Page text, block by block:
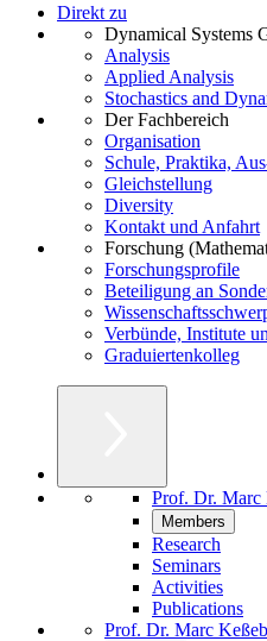
Direkt zu
Dynamical Systems
Analysis
Applied Analysis
Stochastics and
Der Fachbereich
Organisation
Schule, Praktika,
Gleichstellung
Diversity
Kontakt und Anfahrt
Forschung
Forschungsprofile
Beteiligung an
Verbünde, Institute
Graduiertenkolleg
Prof. Dr. Marc
Members
Research
Seminars
Activities
Publications
Prof. Dr. Marc